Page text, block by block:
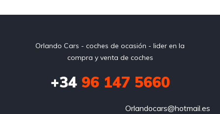
Orlando Cars - coches de ocasión - lider en la
compra y venta de coches
+3496 147 5660
Orlandocars@hotmail.es